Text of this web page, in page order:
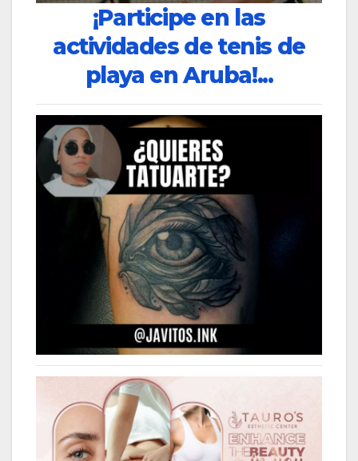
¡Participe en las
actividades de tenis de
playa en Aruba!...